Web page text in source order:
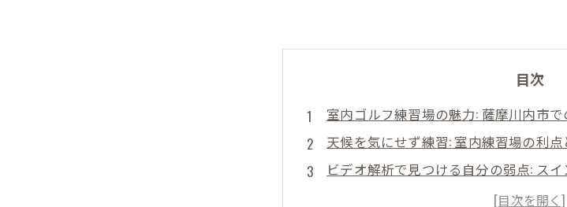
目次
室内ゴルフ練習場の魅力: 薩摩川内市
天候を気にせず練習: 室内練習場の利点
ビデオ解析で見つける自分の弱点: ス
経験豊富なインストラクターから学ぶ: